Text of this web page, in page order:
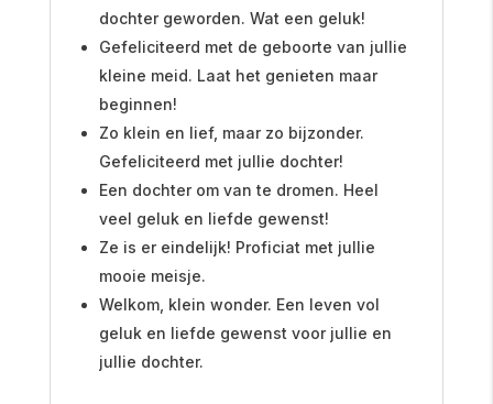
dochter geworden. Wat een geluk!
Gefeliciteerd met de geboorte van jullie
kleine meid. Laat het genieten maar
beginnen!
Zo klein en lief, maar zo bijzonder.
Gefeliciteerd met jullie dochter!
Een dochter om van te dromen. Heel
veel geluk en liefde gewenst!
Ze is er eindelijk! Proficiat met jullie
mooie meisje.
Welkom, klein wonder. Een leven vol
geluk en liefde gewenst voor jullie en
jullie dochter.